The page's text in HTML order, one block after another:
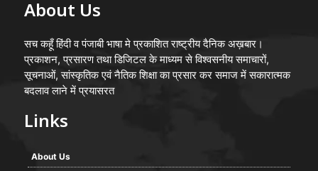
About Us
सच कहूँ हिंदी व पंजाबी भाषा मे प्रकाशित राष्ट्रीय दैनिक अख़बार।
प्रकाशन, प्रसारण तथा डिजिटल के माध्यम से विश्वसनीय समाचारों,
सूचनाओं, सांस्कृतिक एवं नैतिक शिक्षा का प्रसार कर समाज में सकारात्मक
बदलाव लाने में प्रयासरत
Links
About Us